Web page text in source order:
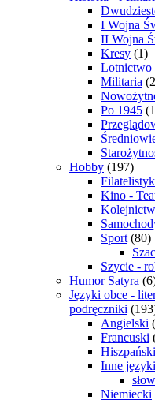
I Wojna
II Wojna
Kresy (1)
Lotnictwo
Militaria
Po 1945
Hobby (197)
Kino -
Sport (80)
Szycie -
Humor Satyra
Języki obce -
podręczniki
Angielski
Francuski
Hiszpański
Inne języki
Niemiecki